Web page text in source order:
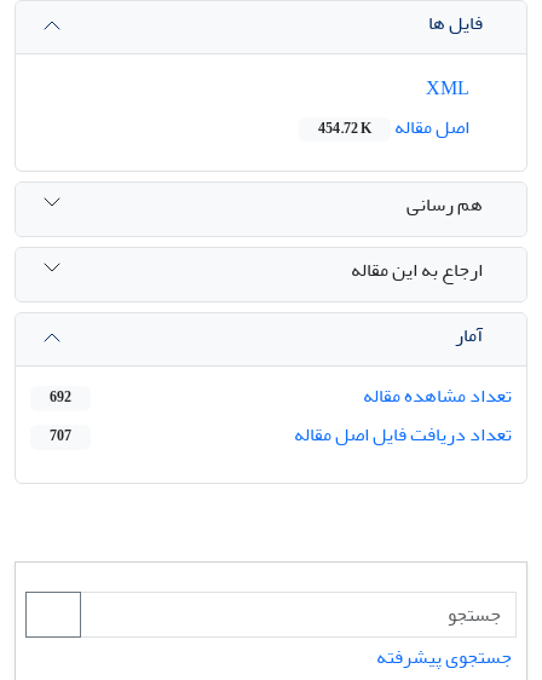
فایل ها
اصل مقاله
454.72 K
هم رسانی
ارجاع به این مقاله
آمار
تعداد مشاهده مقاله
692
تعداد دریافت فایل اصل مقاله 707
جستجوی پیشرفته